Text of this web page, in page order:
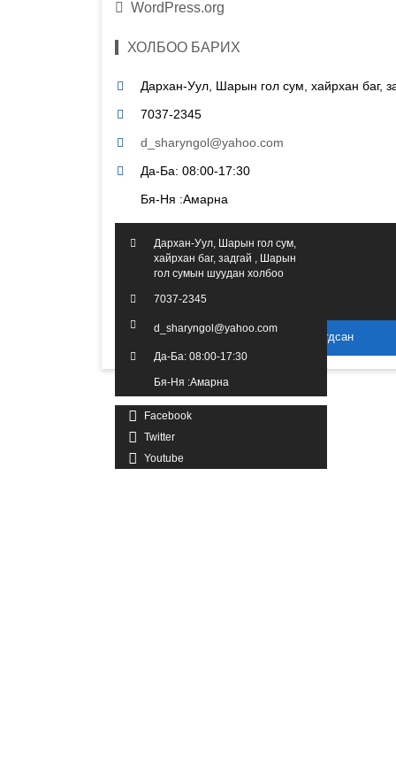
WordPress.org
ХОЛБОО БАРИХ
Дархан-Уул, Шарын гол сум, хайрхан баг,
7037-2345
d_sharyngol@yahoo.com
Да-Ба: 08:00-17:30
Бя-Ня :Амарна
Дархан-Уул, Шарын гол сум,
хайрхан баг, задгай , Шарын
гол сумын шуудан холбоо
7037-2345
d_sharyngol@yahoo.com
Да-Ба: 08:00-17:30
Бя-Ня :Амарна
Facebook
Twitter
Youtube
2016 он. Бүх эрх хуулиар хамгаалагдсан